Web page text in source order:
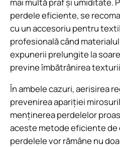
perdele eficiente, se
cu un accesoriu pentru
profesională când
expunerii prelungite la
previne îmbătrânirea
În ambele cazuri, aerisirea
prevenirea apariției
menținerea perdelelor
aceste metode eficiente
perdelele vor rămâne nu